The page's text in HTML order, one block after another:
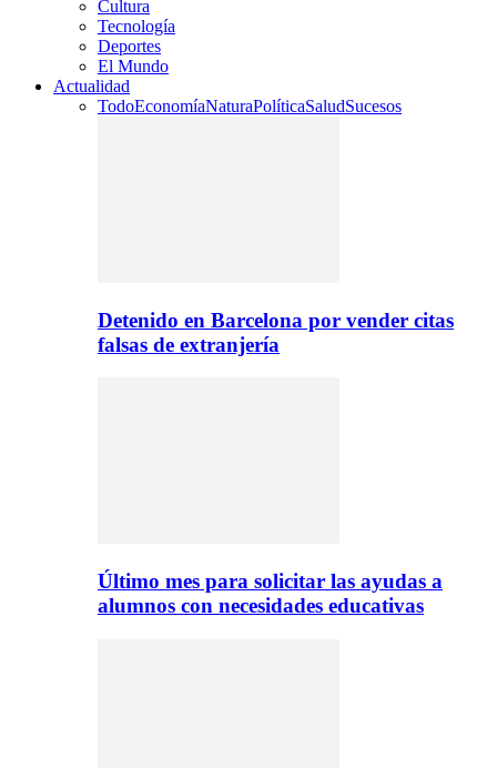
Cultura
Tecnología
Deportes
El Mundo
Actualidad
TodoEconomíaNaturaPolíticaSaludSucesos
Detenido en Barcelona por vender citas
falsas de extranjería
Último mes para solicitar las ayudas a
alumnos con necesidades educativas